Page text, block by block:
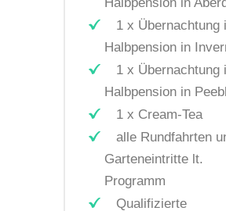
1 x Übernachtung
Halbpension in
1 x Übernachtung
Halbpension in
1 x Cream-Tea
alle Rundfahrten
Garteneintritte lt.
Programm
Qualifizierte